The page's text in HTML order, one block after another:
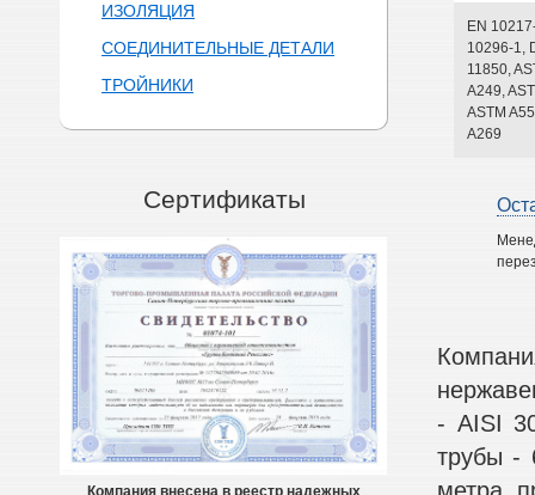
ИЗОЛЯЦИЯ
СОЕДИНИТЕЛЬНЫЕ ДЕТАЛИ
ТРОЙНИКИ
Сертификаты
EN
10296-1,
11850,
A249,
ASTM
A269
- AISI
трубы -